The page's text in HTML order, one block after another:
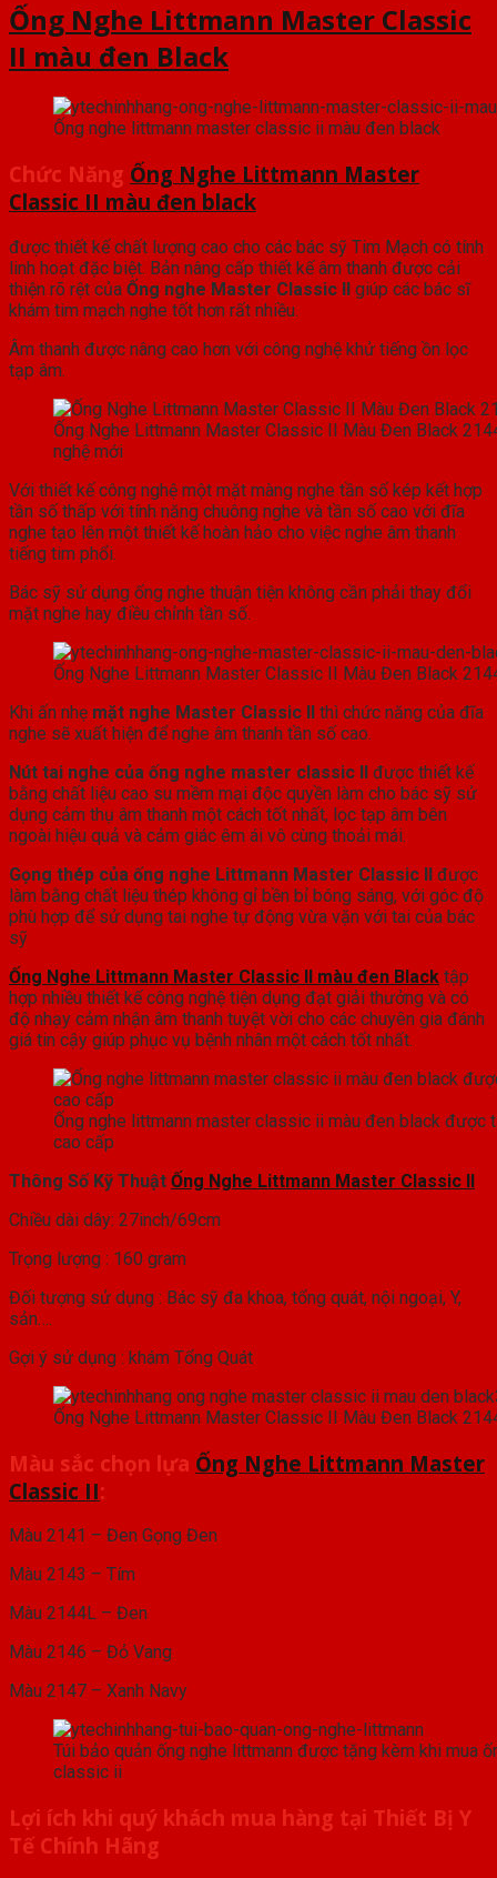
Ống Nghe Littmann Master Classic
II màu đen Black
Ống nghe littmann master classic ii màu đen black
Chức Năng Ống Nghe Littmann Master
Classic II màu đen black
được thiết kế chất lượng cao cho các bác sỹ Tim Mạch có tính
linh hoạt đặc biệt. Bản nâng cấp thiết kế âm thanh được cải
thiện rõ rệt của Ống nghe Master Classic II giúp các bác sĩ
khám tim mạch nghe tốt hơn rất nhiều.
Âm thanh được nâng cao hơn với công nghệ khử tiếng ồn lọc
tạp âm.
Ống Nghe Littmann Master Classic II Màu Đen Black
nghệ mới
Với thiết kế công nghệ một mặt màng nghe tần số kép kết hợp
tần số thấp với tính năng chuông nghe và tần số cao với đĩa
nghe tạo lên một thiết kế hoàn hảo cho việc nghe âm thanh
tiếng tim phổi.
Bác sỹ sử dụng ống nghe thuận tiện không cần phải thay đổi
mặt nghe hay điều chỉnh tần số.
Ống Nghe Littmann Master Classic II Màu Đen Black
Khi ấn nhẹ mặt nghe Master Classic II thì chức năng của đĩa
nghe sẽ xuất hiện để nghe âm thanh tần số cao.
Nút tai nghe của ống nghe master classic II được thiết kế
bằng chất liệu cao su mềm mại độc quyền làm cho bác sỹ sử
dụng cảm thụ âm thanh một cách tốt nhất, lọc tạp âm bên
ngoài hiệu quả và cảm giác êm ái vô cùng thoải mái.
Gọng thép của ống nghe Littmann Master Classic II được
làm bằng chất liệu thép không gỉ bền bỉ bóng sáng, với góc độ
phù hợp để sử dụng tai nghe tự động vừa vặn với tai của bác
sỹ
Ống Nghe Littmann Master Classic II màu đen Black tập
hợp nhiều thiết kế công nghệ tiện dụng đạt giải thưởng và có
độ nhạy cảm nhận âm thanh tuyệt vời cho các chuyên gia đánh
giá tin cậy giúp phục vụ bệnh nhân một cách tốt nhất.
Ống nghe littmann master classic ii màu đen black được
cao cấp
Thông Số Kỹ Thuật Ống Nghe Littmann Master Classic II
Chiều dài dây: 27inch/69cm
Trọng lượng : 160 gram
Đối tượng sử dụng : Bác sỹ đa khoa, tổng quát, nội ngoại, Y,
sản….
Gợi ý sử dụng : khám Tổng Quát
Ống Nghe Littmann Master Classic II Màu Đen Black
Màu sắc chọn lựa Ống Nghe Littmann Master
Classic II:
Màu 2141 – Đen Gọng Đen
Màu 2143 – Tím
Màu 2144L – Đen
Màu 2146 – Đỏ Vang
Màu 2147 – Xanh Navy
Túi bảo quản ống nghe littmann được tặng kèm khi mua
classic ii
Lợi ích khi quý khách mua hàng tại Thiết Bị Y
Tế Chính Hãng